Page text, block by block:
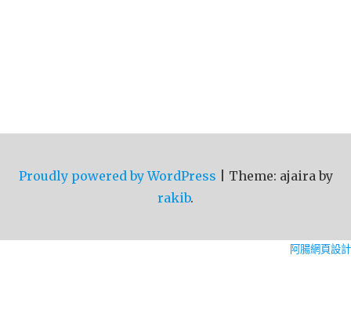
Proudly powered by WordPress
Theme: ajaira by
rakib.
阿腸網頁設計